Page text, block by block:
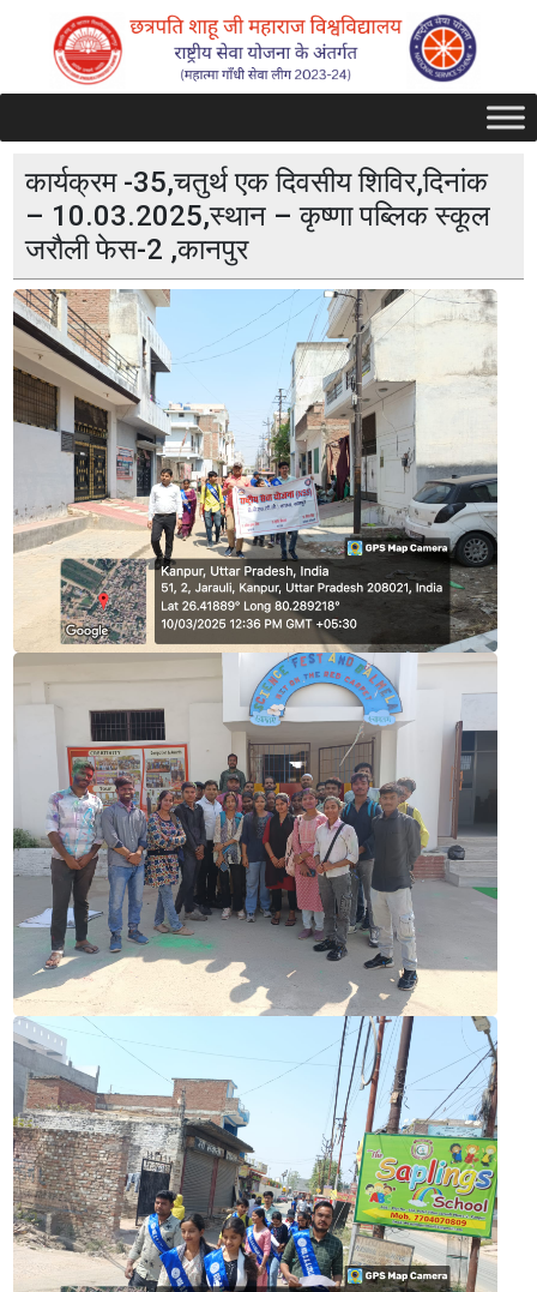
कार्यक्रम -35,चतुर्थ एक दिवसीय शिविर,दिनांक
– 10.03.2025,स्थान – कृष्णा पब्लिक स्कूल
जरौली फेस-2 ,कानपुर